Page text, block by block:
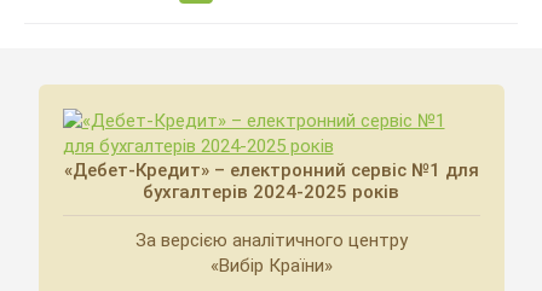
«Дебет-Кредит» – електронний сервіс №1 для
бухгалтерів 2024-2025 років
За версією аналітичного центру
«Вибір Країни»